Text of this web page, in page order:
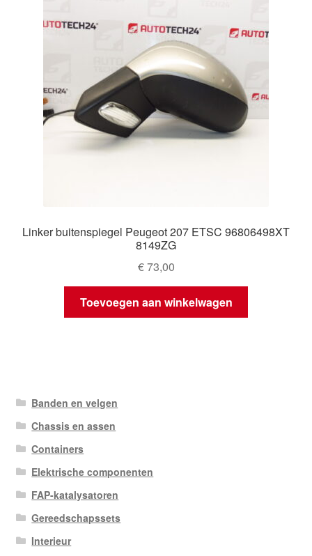
Linker buitenspiegel Peugeot 207 ETSC 96806498XT
8149ZG
€73,00
Toevoegen aan winkelwagen
Banden en velgen
Chassis en assen
Containers
Elektrische componenten
FAP-katalysatoren
Gereedschapssets
Interieur